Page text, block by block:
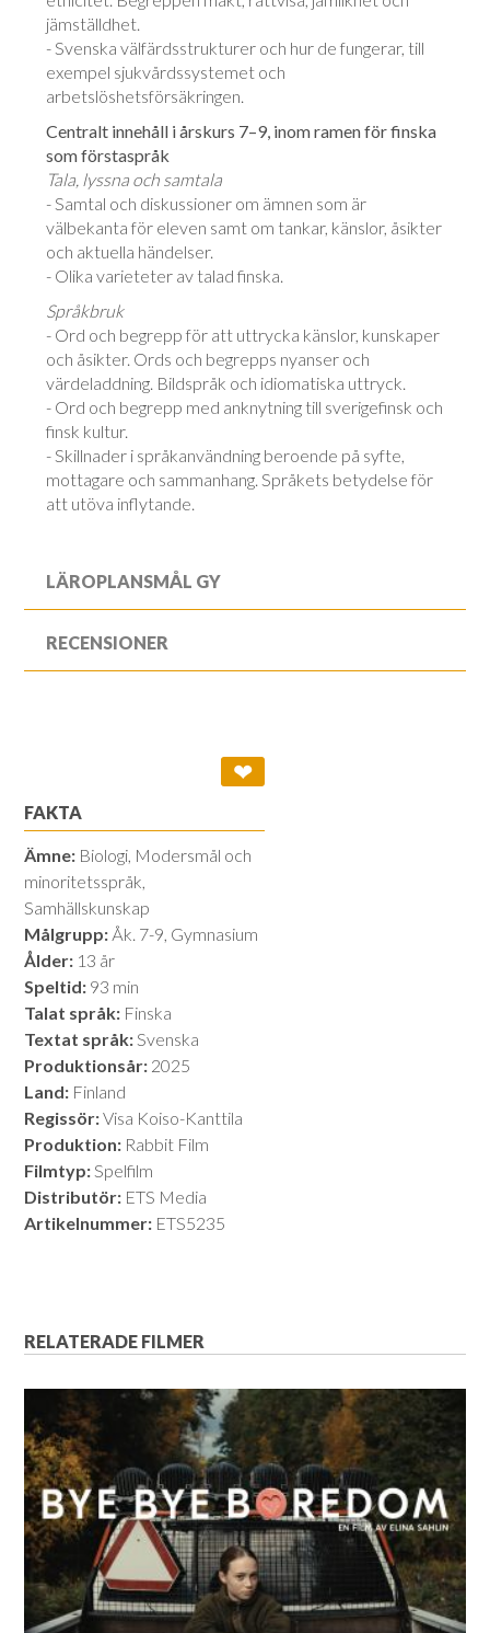
jämställdhet.
- Svenska välfärdsstrukturer och hur de fungerar, till
exempel sjukvårds­systemet och
arbetslöshetsförsäkringen.
Centralt innehåll i årskurs 7–9, inom ramen för finska
som förstaspråk
Tala, lyssna och samtala
- Samtal och diskussioner om ämnen som är
välbekanta för eleven samt om tankar, känslor, åsikter
och aktuella händelser.
- Olika varieteter av talad finska.
Språkbruk
- Ord och begrepp för att uttrycka känslor, kunskaper
och åsikter. Ords och begrepps nyanser och
värdeladdning. Bildspråk och idiomatiska uttryck.
- Ord och begrepp med anknytning till sverigefinsk och
finsk kultur.
- Skillnader i språkanvändning beroende på syfte,
mottagare och sammanhang. Språkets betydelse för
att utöva inflytande.
LÄROPLANSMÅL GY
RECENSIONER
❤
FAKTA
Ämne: Biologi, Modersmål och
minoritetsspråk,
Samhällskunskap
Målgrupp: Åk. 7-9, Gymnasium
Ålder: 13 år
Speltid: 93 min
Talat språk: Finska
Textat språk:Svenska
Produktionsår: 2025
Land: Finland
Regissör:Visa Koiso-Kanttila
Produktion: Rabbit Film
Filmtyp:Spelfilm
Distributör: ETS Media
Artikelnummer: ETS5235
RELATERADE FILMER